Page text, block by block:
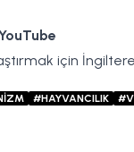
için
#HAYVANCILIK